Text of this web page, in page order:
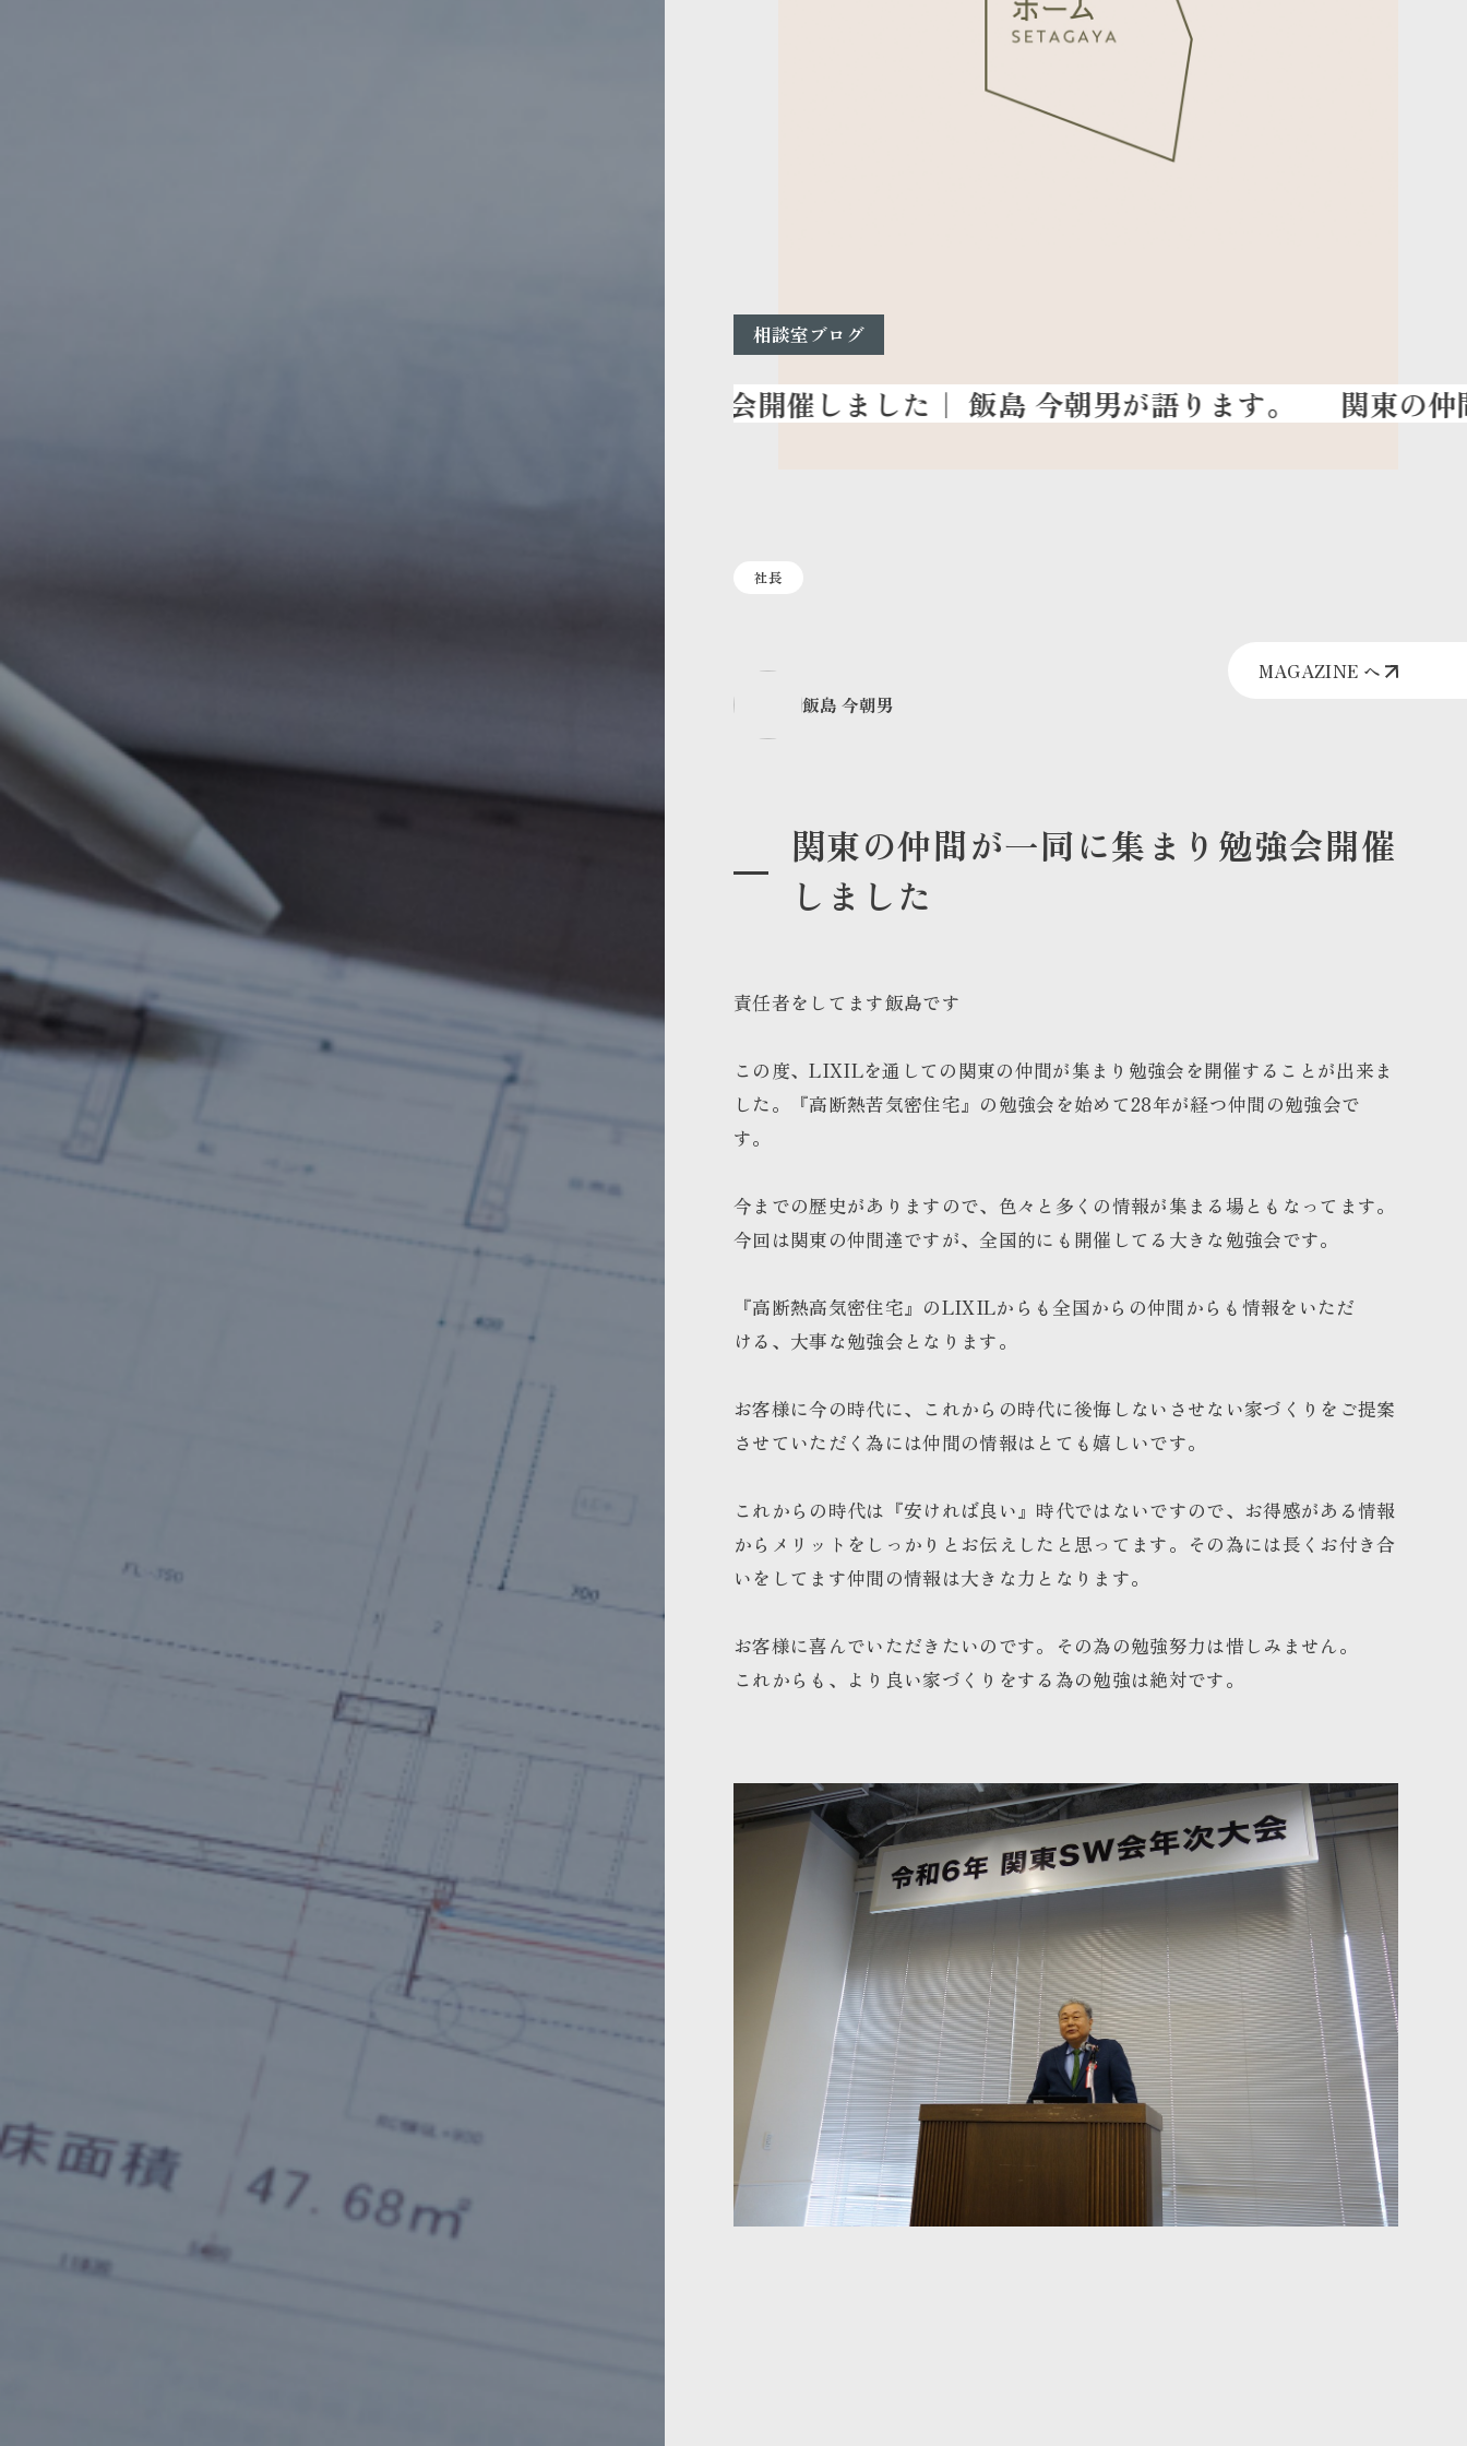
相談室ブログ
関東の仲間が一同
社長
MAGAZINE へ
飯島 今朝男
関東の仲間が一同に集まり勉強会開催
しました
責任者をしてます飯島です
この度、LIXILを通しての関東の仲間が集まり勉強会を開催することが出来ま
した。『高断熱苦気密住宅』の勉強会を始めて28年が経つ仲間の勉強会で
す。
今までの歴史がありますので、色々と多くの情報が集まる場ともなってます。
今回は関東の仲間達ですが、全国的にも開催してる大きな勉強会です。
『高断熱高気密住宅』のLIXILからも全国からの仲間からも情報をいただ
ける、大事な勉強会となります。
お客様に今の時代に、これからの時代に後悔しないさせない家づくりをご提案
させていただく為には仲間の情報はとても嬉しいです。
これからの時代は『安ければ良い』時代ではないですので、お得感がある情報
からメリットをしっかりとお伝えしたと思ってます。その為には長くお付き合
いをしてます仲間の情報は大きな力となります。
お客様に喜んでいただきたいのです。その為の勉強努力は惜しみません。
これからも、より良い家づくりをする為の勉強は絶対です。